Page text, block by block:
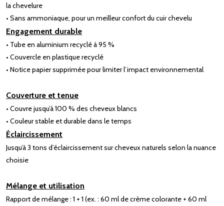
la chevelure
• Sans ammoniaque, pour un meilleur confort du cuir chevelu
Engagement durable
• Tube en aluminium recyclé à 95 %
• Couvercle en plastique recyclé
• Notice papier supprimée pour limiter l’impact environnemental
Couverture et tenue
• Couvre jusqu’à 100 % des cheveux blancs
• Couleur stable et durable dans le temps
Éclaircissement
Jusqu’à 3 tons d’éclaircissement sur cheveux naturels selon la nuance
choisie
Mélange et utilisation
Rapport de mélange : 1 + 1 (ex. : 60 ml de crème colorante + 60 ml